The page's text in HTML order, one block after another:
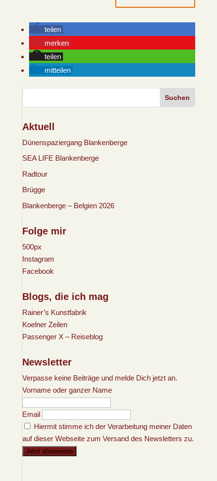
teilen
merken
teilen
mitteilen
Suchen
Aktuell
Dünenspaziergang Blankenberge
SEA LIFE Blankenberge
Radtour
Brügge
Blankenberge – Belgien 2026
Folge mir
500px
Instagram
Facebook
Blogs, die ich mag
Rainer’s Kunstfabrik
Koelner Zeilen
Passenger X – Reiseblog
Newsletter
Verpasse keine Beiträge und melde Dich jetzt an.
Vorname oder ganzer Name
Email
Hiermit stimme ich der Verarbeitung meiner Daten
auf dieser Webseite zum Versand des Newsletters zu.